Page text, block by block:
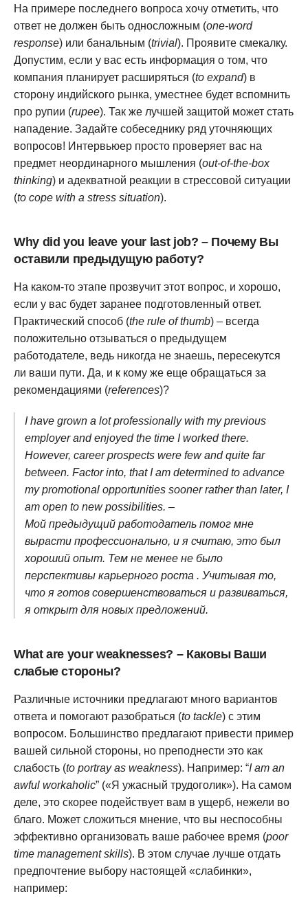
На примере последнего вопроса хочу отметить, что
ответ не должен быть односложным (one-word
response) или банальным (trivial). Проявите смекалку.
Допустим, если у вас есть информация о том, что
компания планирует расширяться (to expand) в
сторону индийского рынка, уместнее будет вспомнить
про рупии (rupee). Так же лучшей защитой может стать
нападение. Задайте собеседнику ряд уточняющих
вопросов! Интервьюер просто проверяет вас на
предмет неординарного мышления (out-of-the-box
thinking) и адекватной реакции в стрессовой ситуации
(to cope with a stress situation).
Why did you leave your last job? – Почему Вы
оставили предыдущую работу?
На каком-то этапе прозвучит этот вопрос, и хорошо,
если у вас будет заранее подготовленный ответ.
Практический способ (the rule of thumb) – всегда
положительно отзываться о предыдущем
работодателе, ведь никогда не знаешь, пересекутся
ли ваши пути. Да, и к кому же еще обращаться за
рекомендациями (references)?
I have grown a lot professionally with my previous
employer and enjoyed the time I worked there.
However, career prospects were few and quite far
between. Factor into, that I am determined to advance
my promotional opportunities sooner rather than later, I
am open to new possibilities. –
Мой предыдущий работодатель помог мне
вырасти профессионально, и я считаю, это был
хороший опыт. Тем не менее не было
перспективы карьерного роста . Учитывая то,
что я готов совершенствоваться и развиваться,
я открыт для новых предложений.
What are your weaknesses? – Каковы Ваши
слабые стороны?
Различные источники предлагают много вариантов
ответа и помогают разобраться (to tackle) с этим
вопросом. Большинство предлагают привести пример
вашей сильной стороны, но преподнести это как
слабость (to portray as weakness). Например: “I am an
awful workaholic” («Я ужасный трудоголик»). На самом
деле, это скорее подействует вам в ущерб, нежели во
благо. Может сложиться мнение, что вы неспособны
эффективно организовать ваше рабочее время (poor
time management skills). В этом случае лучше отдать
предпочтение выбору настоящей «слабинки»,
например: